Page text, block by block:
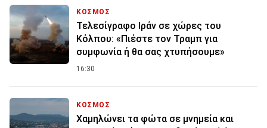
ΚΟΣΜΟΣ
Τελεσίγραφο Ιράν σε χώρες του
Κόλπου: «Πιέστε τον Τραμπ για
συμφωνία ή θα σας χτυπήσουμε»
16:30
ΚΟΣΜΟΣ
Χαμηλώνει τα φώτα σε μνημεία και